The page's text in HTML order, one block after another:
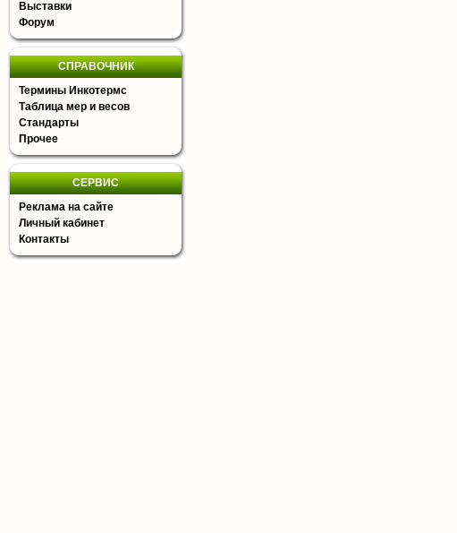
Выставки
Форум
СПРАВОЧНИК
Термины Инкотермс
Таблица мер и весов
Стандарты
Прочее
СЕРВИС
Реклама на сайте
Личный кабинет
Контакты